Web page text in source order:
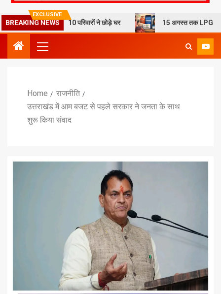
EXCLUSIVE
BREAKING NEWS
से दहशत, 10 परिवारों ने छोड़े घर 15 अगस्त तक LPG कनेक्शन की
Home
राजनीति
उत्तराखंड में आम बजट से पहले सरकार ने जनता के साथ
शुरू किया संवाद